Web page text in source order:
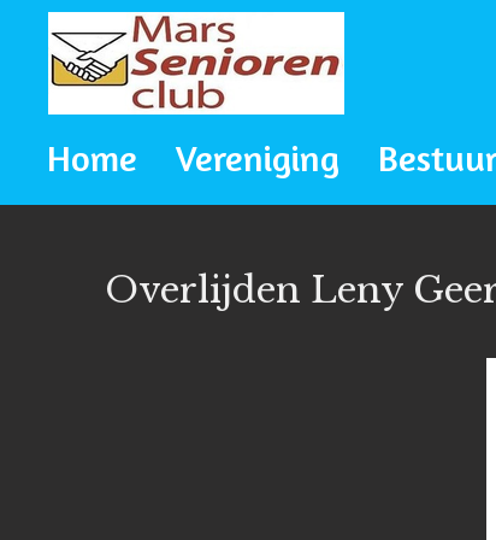
direct
naarHome Vereniging
Overlijden Leny